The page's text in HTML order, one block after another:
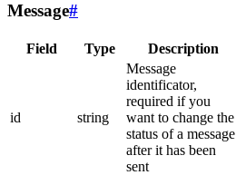
Message#
Field Type Description
id string
Message
identificator,
required if you
want to change the
status of a message
after it has been
sent